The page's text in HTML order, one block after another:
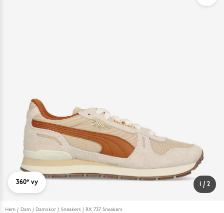
/ 2
360° vy
Hem Dam Damskor Sneakers RX 737 Sneakers